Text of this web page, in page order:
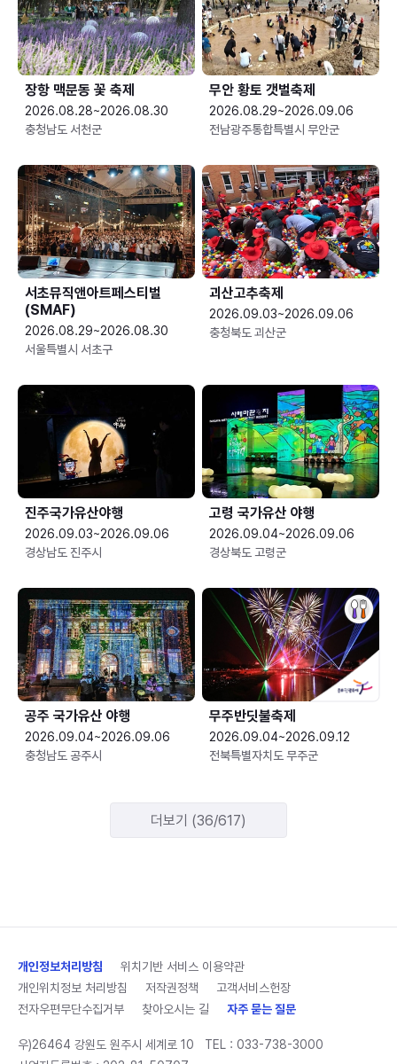
장항 맥문동 꽃 축제
2026.08.28~2026.08.30
충청남도 서천군
무안 황토 갯벌축제
2026.08.29~2026.09.06
전남광주통합특별시 무안군
서초뮤직앤아트페스티벌
(SMAF)
2026.08.29~2026.08.30
서울특별시 서초구
괴산고추축제
2026.09.03~2026.09.06
충청북도 괴산군
진주국가유산야행
2026.09.03~2026.09.06
경상남도 진주시
고령 국가유산 야행
2026.09.04~2026.09.06
경상북도 고령군
공주 국가유산 야행
2026.09.04~2026.09.06
충청남도 공주시
무주반딧불축제
2026.09.04~2026.09.12
전북특별자치도 무주군
더보기 (36/617)
개인정보처리방침
위치기반 서비스 이용약관
개인위치정보 처리방침
저작권정책
고객서비스헌장
전자우편무단수집거부
찾아오시는 길 자주 묻는 질문
우)26464 강원도 원주시 세계로 10 TEL : 033-738-3000